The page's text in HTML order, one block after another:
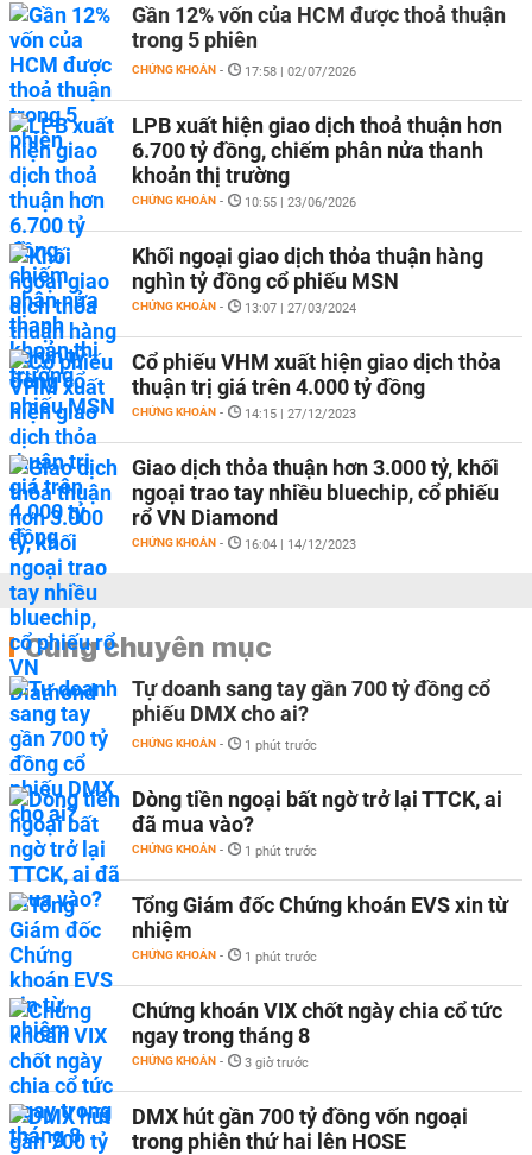
Gần 12% vốn của HCM được thoả thuận
trong 5 phiên
CHỨNG KHOÁN - 17:58 | 02/07/2026
LPB xuất hiện giao dịch thoả thuận hơn
6.700 tỷ đồng, chiếm phân nửa thanh
khoản thị trường
CHỨNG KHOÁN - 10:55 | 23/06/2026
Khối ngoại giao dịch thỏa thuận hàng
nghìn tỷ đồng cổ phiếu MSN
CHỨNG KHOÁN - 13:07 | 27/03/2024
Cổ phiếu VHM xuất hiện giao dịch thỏa
thuận trị giá trên 4.000 tỷ đồng
CHỨNG KHOÁN - 14:15 | 27/12/2023
Giao dịch thỏa thuận hơn 3.000 tỷ, khối
ngoại trao tay nhiều bluechip, cổ phiếu
rổ VN Diamond
CHỨNG KHOÁN - 16:04 | 14/12/2023
Cùng chuyên mục
Tự doanh sang tay gần 700 tỷ đồng cổ
phiếu DMX cho ai?
CHỨNG KHOÁN - 1 phút trước
Dòng tiền ngoại bất ngờ trở lại TTCK, ai
đã mua vào?
CHỨNG KHOÁN - 1 phút trước
Tổng Giám đốc Chứng khoán EVS xin từ
nhiệm
CHỨNG KHOÁN - 1 phút trước
Chứng khoán VIX chốt ngày chia cổ tức
ngay trong tháng 8
CHỨNG KHOÁN - 3 giờ trước
DMX hút gần 700 tỷ đồng vốn ngoại
trong phiên thứ hai lên HOSE